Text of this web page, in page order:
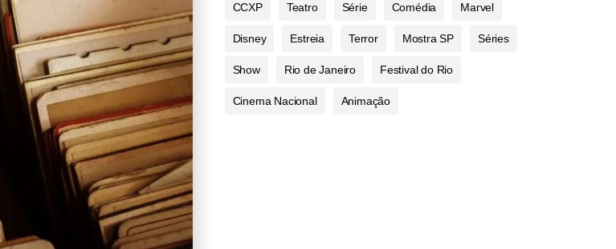
CCXP Teatro Série Comédia Marvel
Disney Estreia Terror Mostra SP Séries
Show Rio de Janeiro Festival do Rio
Cinema Nacional Animação